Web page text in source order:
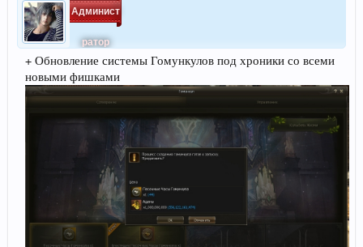
Админист
ратор
+ Обновление системы Гомункулов под хроники со всеми
новыми фишками